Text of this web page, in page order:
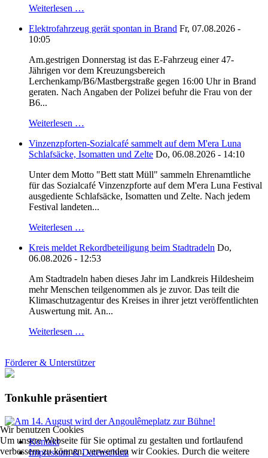
Weiterlesen …
Elektrofahrzeug gerät spontan in Brand Fr, 07.08.2026 -
10:05
Am.gestrigen Donnerstag ist das E-Fahrzeug einer 47-
Jährigen vor dem Kreuzungsbereich
Lerchenkamp/B6/Mastbergstraße gegen 16:00 Uhr in Brand
geraten. Nach Angaben der Polizei befuhr die Frau von der
B6...
Weiterlesen …
Vinzenzpforten-Sozialcafé sammelt auf dem M'era Luna
Schlafsäcke, Isomatten und Zelte Do, 06.08.2026 - 14:10
Unter dem Motto "Bett statt Müll" sammeln Ehrenamtliche
für das Sozialcafé Vinzenzpforte auf dem M'era Luna Festival
ausgediente Schlafsäcke, Isomatten und Zelte. Nach jedem
Festival landeten...
Weiterlesen …
Kreis meldet Rekordbeteiligung beim Stadtradeln Do,
06.08.2026 - 12:53
Am Stadtradeln haben dieses Jahr im Landkreis Hildesheim
mehr Menschen teilgenommen als je zuvor. Das teilt die
Klimaschutzagentur des Kreises in ihrer jetzt veröffentlichten
Auswertung mit. An...
Weiterlesen …
Förderer & Unterstützer
Tonkuhle präsentiert
Kontakt
Impressum & Datenschutz
Wir benutzen Cookies
Um unsere Webseite für Sie optimal zu gestalten und fortlaufend
verbessern zu können, verwenden wir Cookies. Durch die weitere